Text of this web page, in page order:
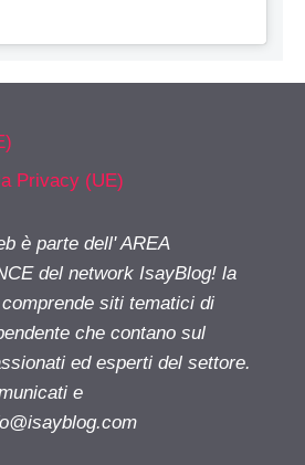
Privacy (UE)
è parte dell' AREA
del network IsayBlog! la
siti tematici di
che contano sul
ed esperti del settore.
e